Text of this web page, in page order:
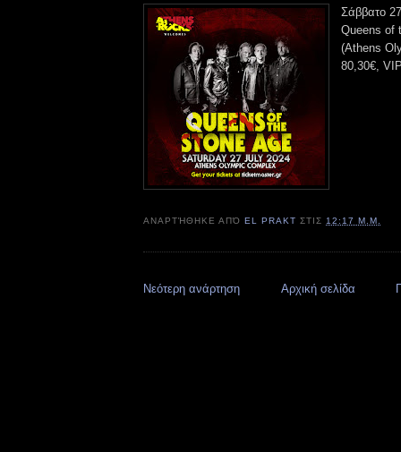
Σάββατο
Queens of
(Αthens
80,30€,
ΑΝΑΡΤΉΘΗΚΕ ΑΠΌEL PRAKT ΣΤΙΣ12:17 Μ.Μ.
Νεότερη ανάρτηση Αρχική σελίδα